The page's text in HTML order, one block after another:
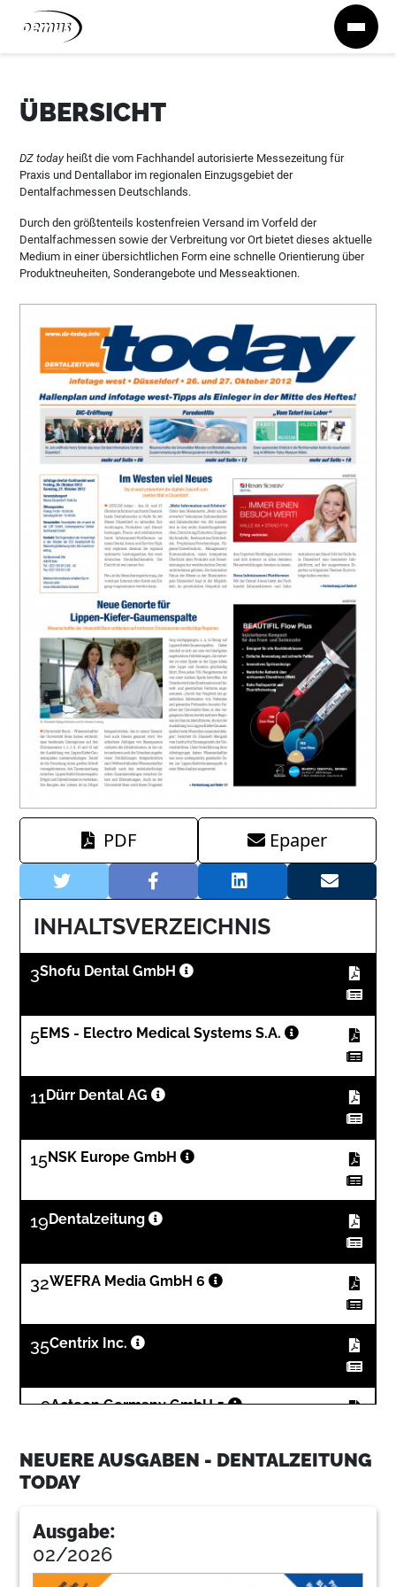
Zum Inhalt springen
ÜBERSICHT
DZ todayheißt die vom Fachhandel autorisierte Messezeitung für
Praxis und Dentallabor im regionalen Einzugsgebiet der
Dentalfachmessen Deutschlands.
Durch den größtenteils kostenfreien Versand im Vorfeld der
Dentalfachmessen sowie der Verbreitung vor Ort bietet dieses aktuelle
Medium in einer übersichtlichen Form eine schnelle Orientierung über
Produktneuheiten, Sonderangebote und Messeaktionen.
PDF Epaper
INHALTSVERZEICHNIS
3Shofu Dental GmbH
5EMS - Electro Medical Systems S.A.
11Dürr Dental AG
15NSK Europe GmbH
19 Dentalzeitung
32WEFRA Media GmbH 6
35Centrix Inc.
36Acteon Germany GmbH 5
NEUERE AUSGABEN - DENTALZEITUNG
TODAY
Ausgabe:
02/2026